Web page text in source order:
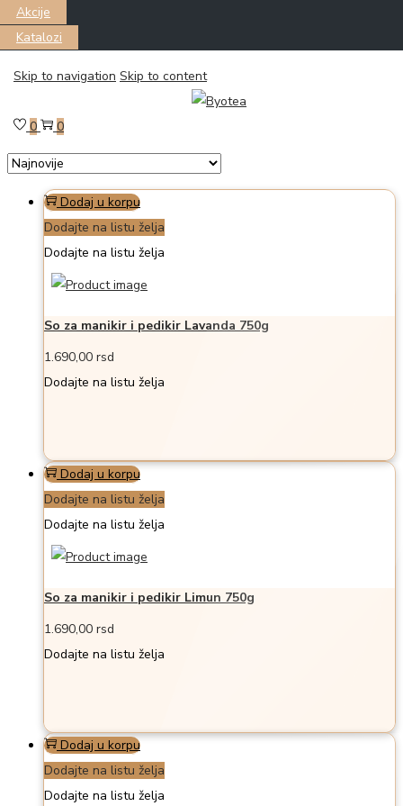
Akcije
Katalozi
Skip to navigation Skip to content
0 0
Filter
Prikazano all 10 proizvoda
Dodaj u korpu
Dodajte na listu želja
Dodajte na listu želja
So za manikir i pedikir Lavanda 750g
1.690,00 rsd
Dodajte na listu želja
Dodaj u korpu
Dodajte na listu želja
Dodajte na listu želja
So za manikir i pedikir Limun 750g
1.690,00 rsd
Dodajte na listu želja
Dodaj u korpu
Dodajte na listu želja
Dodajte na listu želja